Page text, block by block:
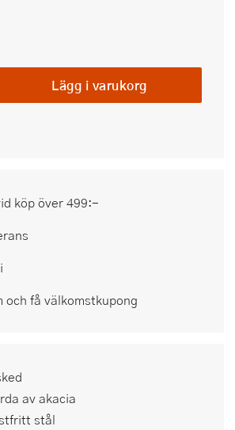
Lägg i varukorg
köp över 499:-
och få välkomstkupong
av akacia
stål